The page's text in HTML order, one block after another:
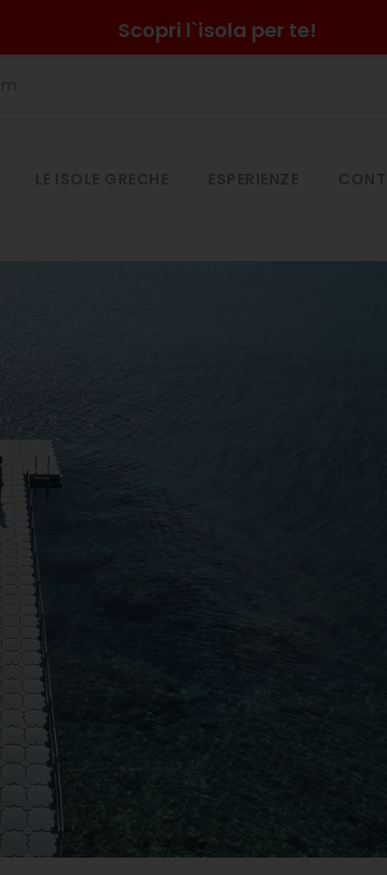
Scopri l`isola per te!